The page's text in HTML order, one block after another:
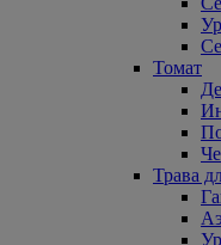
Томат
Трава